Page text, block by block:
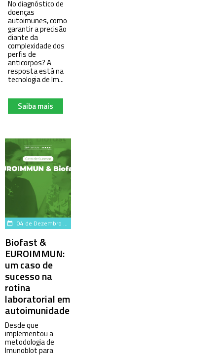
No diagnóstico de
doenças
autoimunes, como
garantir a precisão
diante da
complexidade dos
perfis de
anticorpos? A
resposta está na
tecnologia de Im...
Saiba mais
04 de Dezembro de 2024
Biofast &
EUROIMMUN:
um caso de
sucesso na
rotina
laboratorial em
autoimunidade
Desde que
implementou a
metodologia de
Imunoblot para